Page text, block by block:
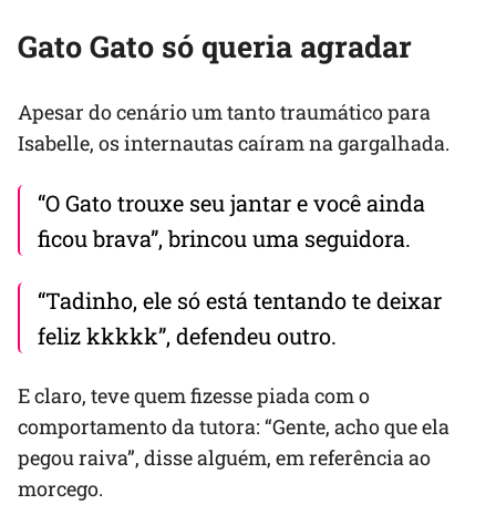
Gato Gato só queria agradar
Apesar do cenário um tanto traumático para
Isabelle, os internautas caíram na gargalhada.
“O Gato trouxe seu jantar e você ainda
ficou brava”, brincou uma seguidora.
“Tadinho, ele só está tentando te deixar
feliz kkkkk”, defendeu outro.
E claro, teve quem fizesse piada com o
comportamento da tutora: “Gente, acho que ela
pegou raiva”, disse alguém, em referência ao
morcego.